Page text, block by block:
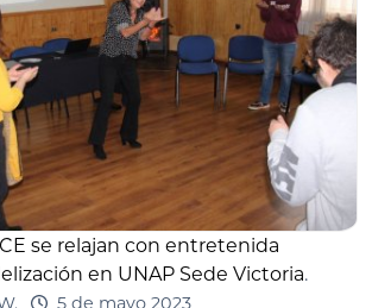
se relajan con entretenida
en UNAP Sede Victoria.
5 de mayo 2023